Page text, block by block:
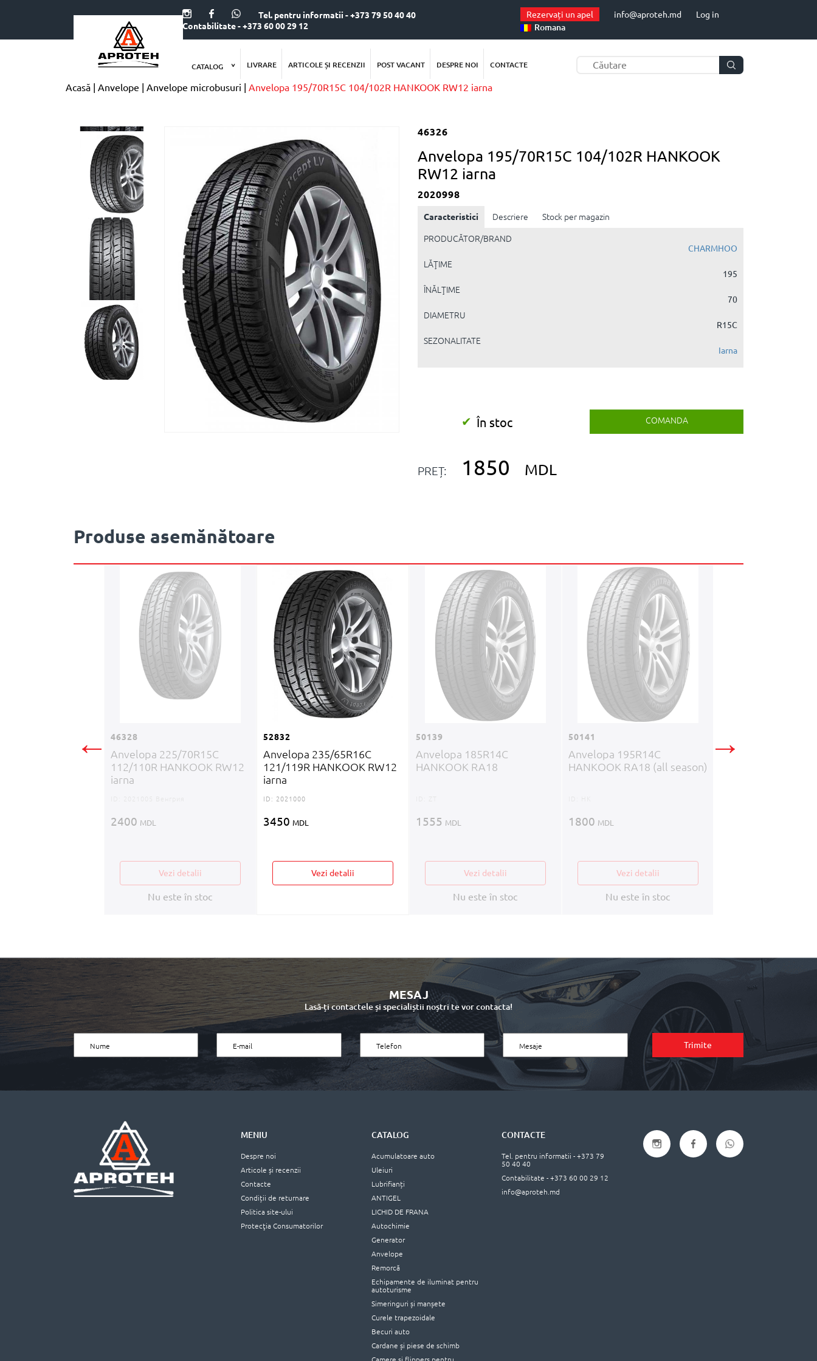
Tel. pentru informatii - +373 79 50 40 40
Contabilitate - +373 60 00 29 12
Rezervați un apel info@aproteh.md
Log in
Romana
CATALOG LIVRARE ARTICOLE ȘI RECENZII POST VACANT DESPRE NOI CONTACTE
Acasă Anvelope Anvelope microbusuri Anvelopa 195/70R15C 104/102R HANKOOK RW12 iarna
46326
Anvelopa 195/70R15C 104/102R HANKOOK
RW12 iarna
2020998
Caracteristici Descriere Stock per magazin
PRODUCĂTOR/BRAND
CHARMHOO
LĂŢIME
195
ÎNĂLŢIME
70
DIAMETRU
R15C
SEZONALITATE
Iarna
În stoc COMANDA
PREȚ: 1850 MDL
Produse asemănătoare
← 46328
Anvelopa 225/70R15C
112/110R HANKOOK RW12
iarna
2400 MDL
Vezi detalii
Nu este în stoc
52832
Anvelopa 235/65R16С
121/119R HANKOOK RW12
iarna
ID: 2021000
3450 MDL
Vezi detalii
50139
Anvelopa 185R14C
HANKOOK RA18
1555 MDL
Vezi detalii
Nu este în stoc
50141
Anvelopa 195R14C
HANKOOK RA18 (all season)
1800 MDL
Vezi detalii
Nu este în stoc
→
MESAJ
Lasă-ți contactele și specialiștii noștri te vor contacta!
Trimite
MENIU
Despre noi
Articole și recenzii
Contacte
Condiții de returnare
Politica site-ului
Protecţia Consumatorilor
CATALOG
Acumulatoare auto
Uleiuri
Lubrifianți
ANTIGEL
LICHID DE FRANA
Autochimie
Generator
Anvelope
Remorcă
Echipamente de iluminat pentru
autoturisme
Simeringuri și manșete
Curele trapezoidale
Becuri auto
Cardane și piese de schimb
Camere și flippers pentru
CONTACTE
Tel. pentru informatii - +373 79
50 40 40
Contabilitate - +373 60 00 29 12
info@aproteh.md